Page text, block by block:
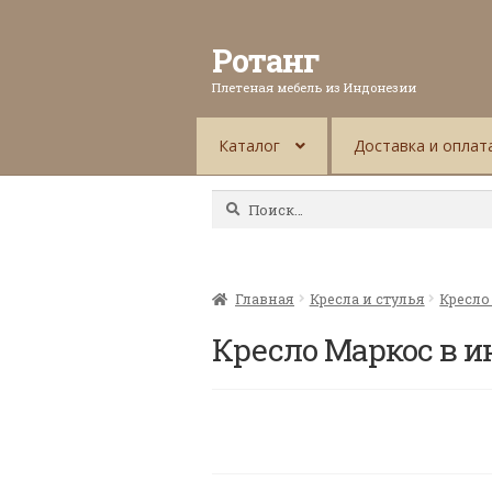
Ротанг
Плетеная мебель из Индонезии
Каталог Доставка и
Найти:
Главная Кресла и стулья
Кресло Маркос в